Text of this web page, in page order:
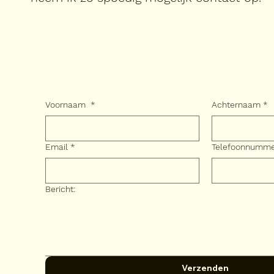
Voornaam * Achternaam *
Email *
Bericht:
Verzenden